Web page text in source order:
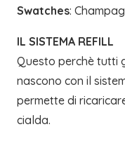
Swatches:
IL SISTEMA REFILL
Questo perchè tutti
nascono con il
permette di
cialda.